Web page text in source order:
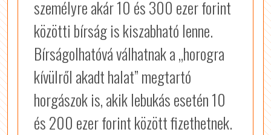
személyre akár 10 és 300 ezer forint
közötti bírság is kiszabható lenne.
Bírságolhatóvá válhatnak a „horogra
kívülről akadt halat” megtartó
horgászok is, akik lebukás esetén 10
és 200 ezer forint között fizethetnek.